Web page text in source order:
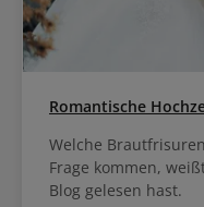
Romantische
Welche
Frage kommen,
Blog gelesen hast.